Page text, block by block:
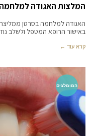
המלצות האגודה למלחמה
האגודה למלחמה בסרטן ממליצה
באישור הרופא המטפל ולשלב
קרא עוד ←
המומלצים